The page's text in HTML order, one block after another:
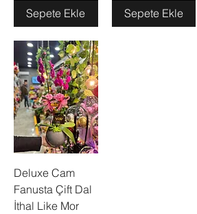
Sepete Ekle Sepete Ekle
Deluxe Cam
Fanusta Çift Dal
İthal Like Mor